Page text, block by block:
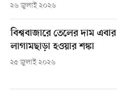
২৬ জুলাই ২০২৬
বিশ্ববাজারে তেলের দাম এবার
লাগামছাড়া হওয়ার শঙ্কা
২৫ জুলাই ২০২৬